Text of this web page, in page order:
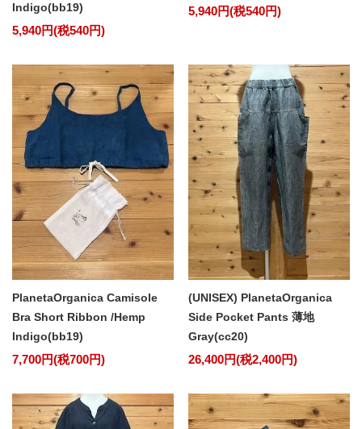
Indigo(bb19)
5,940円(税540円)
5,940円(税540円)
PlanetaOrganica Camisole
Bra Short Ribbon /Hemp
Indigo(bb19)
7,700円(税700円)
(UNISEX) PlanetaOrganica
Side Pocket Pants 薄地
Gray(cc20)
26,400円(税2,400円)